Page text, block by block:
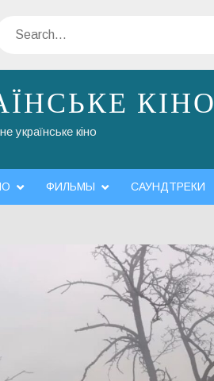
Search
КІНО
українське кіно
ФИЛЬМЫ САУНДТРЕКИ